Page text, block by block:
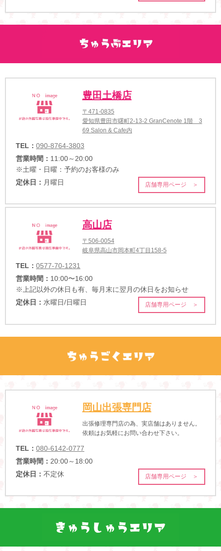
豊田土橋店
〒471-0835
愛知県豊田市曙町2-13-2 GranCenote 1階 3
69 Salon & Cafe内
TEL： 090-8764-3803
営業時間： 11:00～20:00
※土曜・日曜：予約のお客様のみ
定休日： 月曜日 店舗専用ページ ＞
高山店
〒506-0054
岐阜県高山市岡本町4丁目158-5
TEL： 0577-70-1231
営業時間： 10:00〜16:00
※上記以外の休日も有、毎月末に翌月の休日をお知らせ
定休日： 水曜日/日曜日 店舗専用ページ ＞
岡山出張専門店
出張修理専門店の為、実店舗はありません。
依頼はお気軽にお問い合わせ下さい。
TEL： 080-6142-0777
営業時間： 20:00～18:00
定休日： 不定休 店舗専用ページ ＞